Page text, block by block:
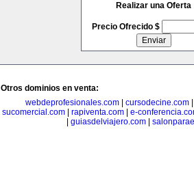
Realizar una Oferta
Precio Ofrecido $
Otros dominios en venta:
webdeprofesionales.com| cursodecine.com
sucomercial.com
rapiventa.com
e-
guiasdelviajero.com|